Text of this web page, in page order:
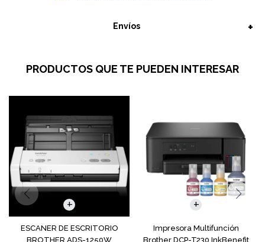
Envíos
PRODUCTOS QUE TE PUEDEN INTERESAR
ESCANER DE ESCRITORIO
BROTHER ADS-1250W
Impresora Multifunción
Brother DCP-T230 InkBenefit